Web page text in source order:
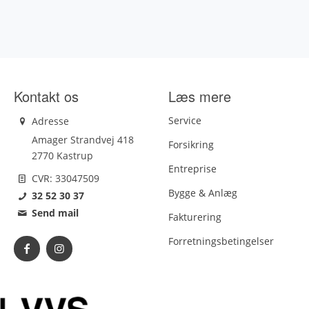
Kontakt os
Adresse
Amager Strandvej 418
2770 Kastrup
CVR: 33047509
32 52 30 37
Send mail
Læs mere
Service
Forsikring
Entreprise
Bygge & Anlæg
Fakturering
Forretningsbetingelser